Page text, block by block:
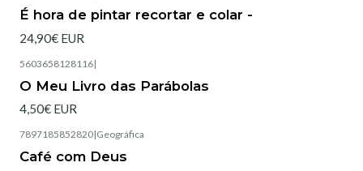
É hora de pintar recortar e colar -
24,90€ EUR
5603658128116|
O Meu Livro das Parábolas
4,50€ EUR
7897185852820|Geográfica
Café com Deus